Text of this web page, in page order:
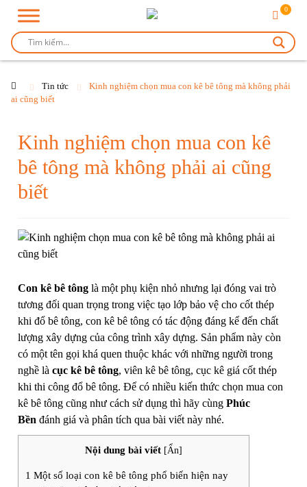
0
Tin tức
Kinh nghiệm chọn mua con kê bê tông mà không phải
ai cũng biết
Kinh nghiệm chọn mua con kê
bê tông mà không phải ai cũng
biết
Con kê bê tông là một phụ kiện nhỏ nhưng lại đóng vai trò
tương đối quan trọng trong việc tạo lớp bảo vệ cho cốt thép
khi đổ bê tông, con kê bê tông có tác động đáng kể đến chất
lượng xây dựng của công trình xây dựng. Sản phẩm này còn
có một tên gọi khá quen thuộc khác với những người trong
nghề là cục kê bê tông, viên kê bê tông, cục kê giá cốt thép
khi thi công đổ bê tông. Để có nhiều kiến thức chọn mua con
kê bê tông cũng như cách sử dụng thì hãy cùng Phúc
Bền đánh giá và phân tích qua bài viết này nhé.
Nội dung bài viết [Ẩn]
1 Một số loại con kê bê tông phổ biến hiện nay